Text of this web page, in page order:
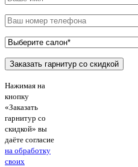
Нажимая на
кнопку
«Заказать
гарнитур со
скидкой» вы
даёте согласие
на обработку
своих